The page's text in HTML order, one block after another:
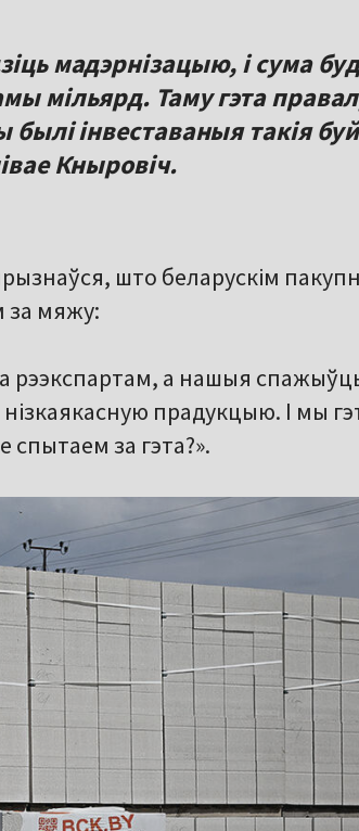
мадэрнізацыю, і сума
мільярд. Таму гэта
былі інвеставаныя такія
Кныровіч.
што беларускім
за мяжу:
рээкспартам, а нашыя
прадукцыю. І мы
за гэта?».